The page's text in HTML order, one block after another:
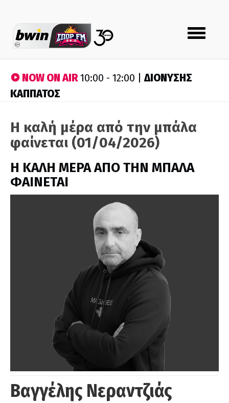
Toggle
navigation
NOW ON AIR10:00 - 12:00 |ΔΙΟΝΥΣΗΣ
ΚΑΠΠΑΤΟΣ
Η καλή μέρα από την μπάλα
φαίνεται (01/04/2026)
H ΚΑΛΗ ΜΕΡΑ ΑΠΟ ΤΗΝ ΜΠΑΛΑ
ΦΑΙΝΕΤΑΙ
Βαγγέλης Νεραντζιάς